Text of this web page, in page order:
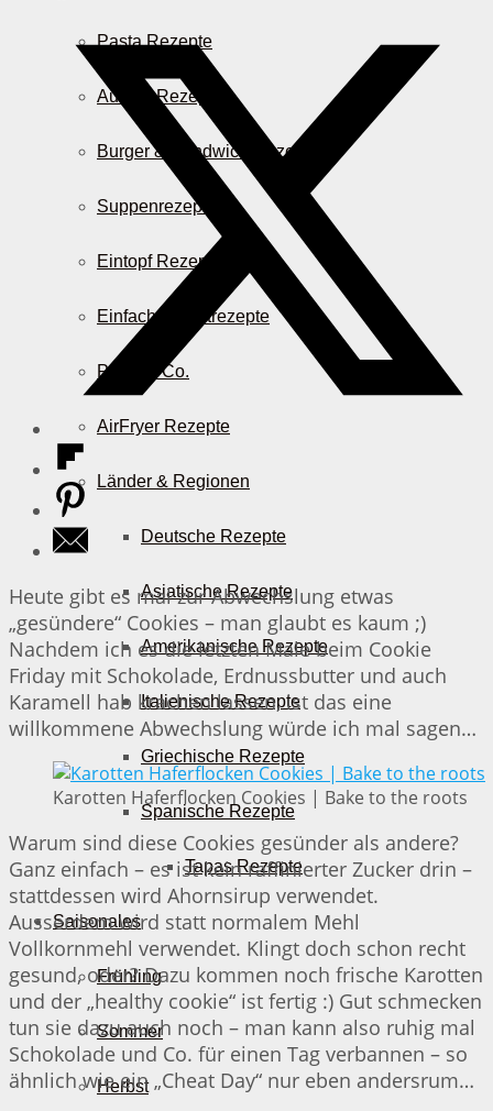
Pasta Rezepte
Auflauf Rezepte
Burger & Sandwich Rezepte
Suppenrezepte
Eintopf Rezepte
Einfache Salatrezepte
Pizza & Co.
AirFryer Rezepte
Länder & Regionen
Deutsche Rezepte
Asiatische Rezepte
Amerikanische Rezepte
Italienische Rezepte
Griechische Rezepte
Spanische Rezepte
Tapas Rezepte
Saisonales
Frühling
Sommer
Herbst
Heute gibt es mal zur Abwechslung etwas
„gesündere“ Cookies – man glaubt es kaum ;)
Nachdem ich es die letzten Male beim Cookie
Friday mit Schokolade, Erdnussbutter und auch
Karamell hab krachen lassen, ist das eine
willkommene Abwechslung würde ich mal sagen…
Karotten Haferflocken Cookies | Bake to the roots
Warum sind diese Cookies gesünder als andere?
Ganz einfach – es ist kein raffinierter Zucker drin –
stattdessen wird Ahornsirup verwendet.
Ausserdem wird statt normalem Mehl
Vollkornmehl verwendet. Klingt doch schon recht
gesund, oder? Dazu kommen noch frische Karotten
und der „healthy cookie“ ist fertig :) Gut schmecken
tun sie dazu auch noch – man kann also ruhig mal
Schokolade und Co. für einen Tag verbannen – so
ähnlich wie ein „Cheat Day“ nur eben andersrum…